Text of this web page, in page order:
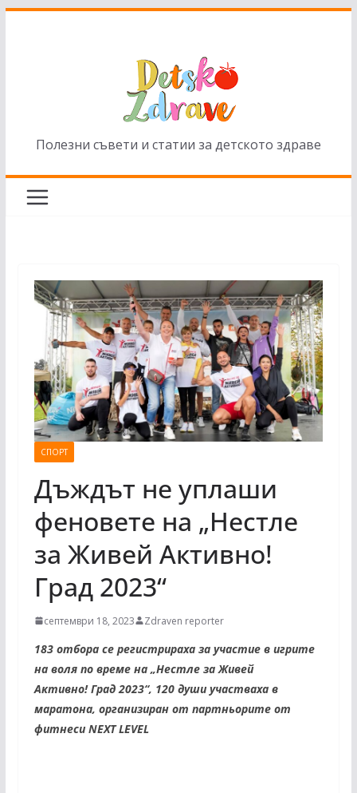
Полезни съвети и статии за детското здраве
СПОРТ
Дъждът не уплаши
феновете на „Нестле
за Живей Активно!
Град 2023“
септември 18, 2023 Zdraven reporter
183 отбора се регистрираха за участие в игрите
на воля по време на „Нестле за Живей
Активно! Град 2023“, 120 души участваха в
маратона, организиран от партньорите от
фитнеси NEXT LEVEL